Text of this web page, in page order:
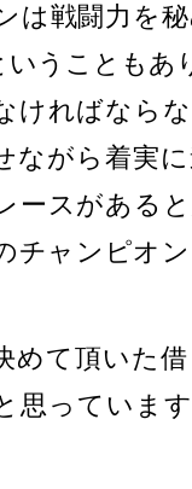
は戦闘力を
いうこともあ
ければなら
ながら着実
ースがある
チャンピオ
めて頂いた
思っていま